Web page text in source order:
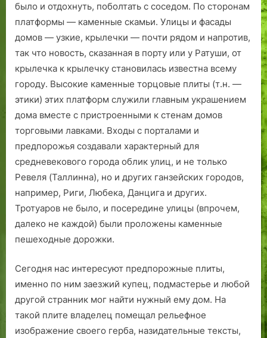
было и отдохнуть, поболтать с соседом. По сторонам
платформы — каменные скамьи. Улицы и фасады
домов — узкие, крылечки — почти рядом и напротив,
так что новость, сказанная в порту или у Ратуши, от
крылечка к крылечку становилась известна всему
городу. Высокие каменные торцовые плиты (т.н. —
этики) этих платформ служили главным украшением
дома вместе с пристроенными к стенам домов
торговыми лавками. Входы с порталами и
предпорожья создавали характерный для
средневекового города облик улиц, и не только
Ревеля (Таллинна), но и других ганзейских городов,
например, Риги, Любека, Данцига и других.
Тротуаров не было, и посередине улицы (впрочем,
далеко не каждой) были проложены каменные
пешеходные дорожки.
Сегодня нас интересуют предпорожные плиты,
именно по ним заезжий купец, подмастерье и любой
другой странник мог найти нужный ему дом. На
такой плите владелец помещал рельефное
изображение своего герба, назидательные тексты,